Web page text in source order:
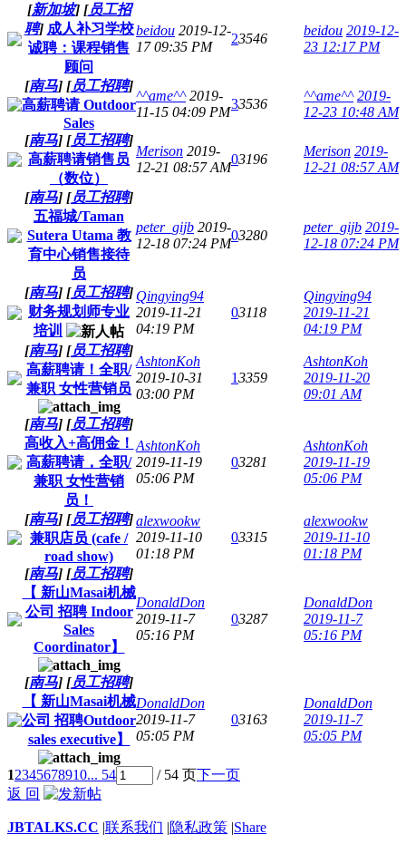
[新加坡] [员工招
聘] 成人补习学校
诚聘：课程销售
顾问
beidou 2019-12-
17 09:35 PM
23546
beidou 2019-12-
23 12:17 PM
[南马] [员工招聘]
高薪聘请 Outdoor
Sales
^^ame^^ 2019-
11-15 04:09 PM
33536
^^ame^^ 2019-
12-23 10:48 AM
[南马] [员工招聘]
高薪聘请销售员
（数位）
Merison 2019-
12-21 08:57 AM
03196
Merison 2019-
12-21 08:57 AM
[南马] [员工招聘]
五福城/Taman
Sutera Utama 教
育中心销售接待
员
peter_gijb 2019-
12-18 07:24 PM
03280
peter_gijb 2019-
12-18 07:24 PM
[南马] [员工招聘]
财务规划师专业
培训
Qingying94
2019-11-21
04:19 PM
03118
Qingying94
2019-11-21
04:19 PM
[南马] [员工招聘]
高薪聘请！全职/
兼职 女性营销员
AshtonKoh
2019-10-31
03:00 PM
13359
AshtonKoh
2019-11-20
09:01 AM
[南马] [员工招聘]
高收入+高佣金！
高薪聘请，全职/
兼职 女性营销
员！
AshtonKoh
2019-11-19
05:06 PM
03281
AshtonKoh
2019-11-19
05:06 PM
[南马] [员工招聘]
兼职店员 (cafe /
road show)
alexwookw
2019-11-10
01:18 PM
03315
alexwookw
2019-11-10
01:18 PM
[南马] [员工招聘]
【 新山Masai机械
公司 招聘 Indoor
Sales
Coordinator】
DonaldDon
2019-11-7
05:16 PM
03287
DonaldDon
2019-11-7
05:16 PM
[南马] [员工招聘]
【 新山Masai机械
公司 招聘Outdoor
sales executive】
DonaldDon
2019-11-7
05:05 PM
03163
DonaldDon
2019-11-7
05:05 PM
12345678910... 54 / 54 页下一页
返 回
JBTALKS.CC |联系我们 |隐私政策 |Share